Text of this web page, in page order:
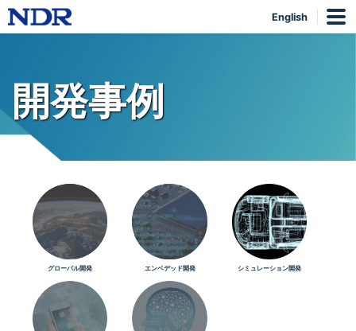
English
開発事例
グローバル開発 エンベデッド開発 シミュレーション開発